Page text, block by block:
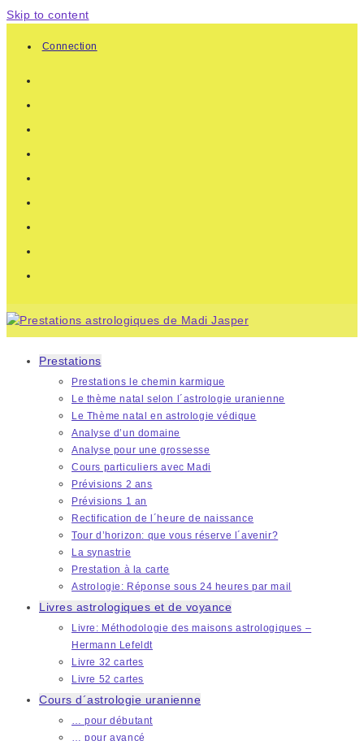
Skip to content
Connection
Prestations
Prestations le chemin karmique
Le thème natal selon l´astrologie uranienne
Le Thème natal en astrologie védique
Analyse d’un domaine
Analyse pour une grossesse
Cours particuliers avec Madi
Prévisions 2 ans
Prévisions 1 an
Rectification de l´heure de naissance
Tour d’horizon: que vous réserve l´avenir?
La synastrie
Prestation à la carte
Astrologie: Réponse sous 24 heures par mail
Livres astrologiques et de voyance
Livre: Méthodologie des maisons astrologiques –
Hermann Lefeldt
Livre 32 cartes
Livre 52 cartes
Cours d´astrologie uranienne
… pour débutant
… pour avancé